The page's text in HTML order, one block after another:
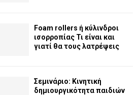
Foam rollers ή κύλινδροι
ισορροπίας Τι είναι και
γιατί θα τους λατρέψεις
Σεμινάριο: Κινητική
δημιουργικότητα παιδιών